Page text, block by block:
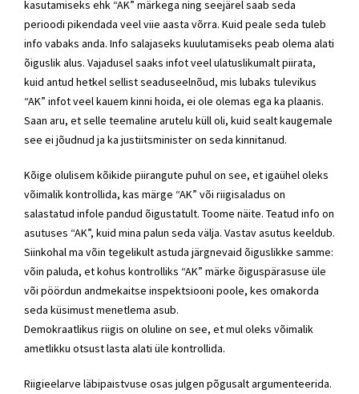
kasutamiseks ehk “AK” märkega ning seejärel saab seda
perioodi pikendada veel viie aasta võrra. Kuid peale seda tuleb
info vabaks anda. Info salajaseks kuulutamiseks peab olema alati
õiguslik alus. Vajadusel saaks infot veel ulatuslikumalt piirata,
kuid antud hetkel sellist seaduseelnõud, mis lubaks tulevikus
“AK” infot veel kauem kinni hoida, ei ole olemas ega ka plaanis.
Saan aru, et selle teemaline arutelu küll oli, kuid sealt kaugemale
see ei jõudnud ja ka justiitsministeron seda kinnitanud.
Kõige olulisem kõikide piirangute puhul on see, et igaühel oleks
võimalik kontrollida, kas märge “AK” või riigisaladus on
salastatud infole pandud õigustatult. Toome näite. Teatud info on
asutuses “AK”, kuid mina palun seda välja. Vastav asutus keeldub.
Siinkohal ma võin tegelikult astuda järgnevaid õiguslikke samme:
võin paluda, et kohus kontrolliks “AK” märke õiguspärasuse üle
või pöördun andmekaitse inspektsiooni poole, kes omakorda
seda küsimust menetlema asub.
Demokraatlikus riigis on oluline on see, et mul oleks võimalik
ametlikku otsust lasta alati üle kontrollida.
Riigieelarve läbipaistvuse osas julgen põgusalt argumenteerida.